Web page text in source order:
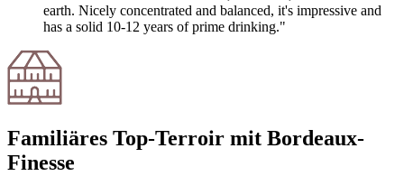
earth. Nicely concentrated and balanced, it's impressive and
has a solid 10-12 years of prime drinking."
Familiäres Top-Terroir mit Bordeaux-
Finesse